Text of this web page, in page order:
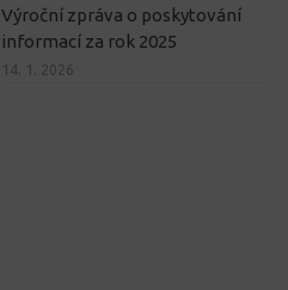
Výroční zpráva o poskytování
informací za rok 2025
14. 1. 2026